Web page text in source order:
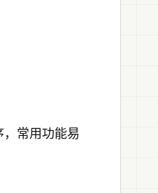
常用功能易